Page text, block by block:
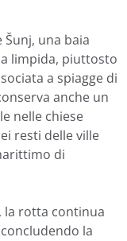
una baia
limpida, piuttosto
a spiagge di
anche un
nelle chiese
resti delle ville
di
la rotta continua
la